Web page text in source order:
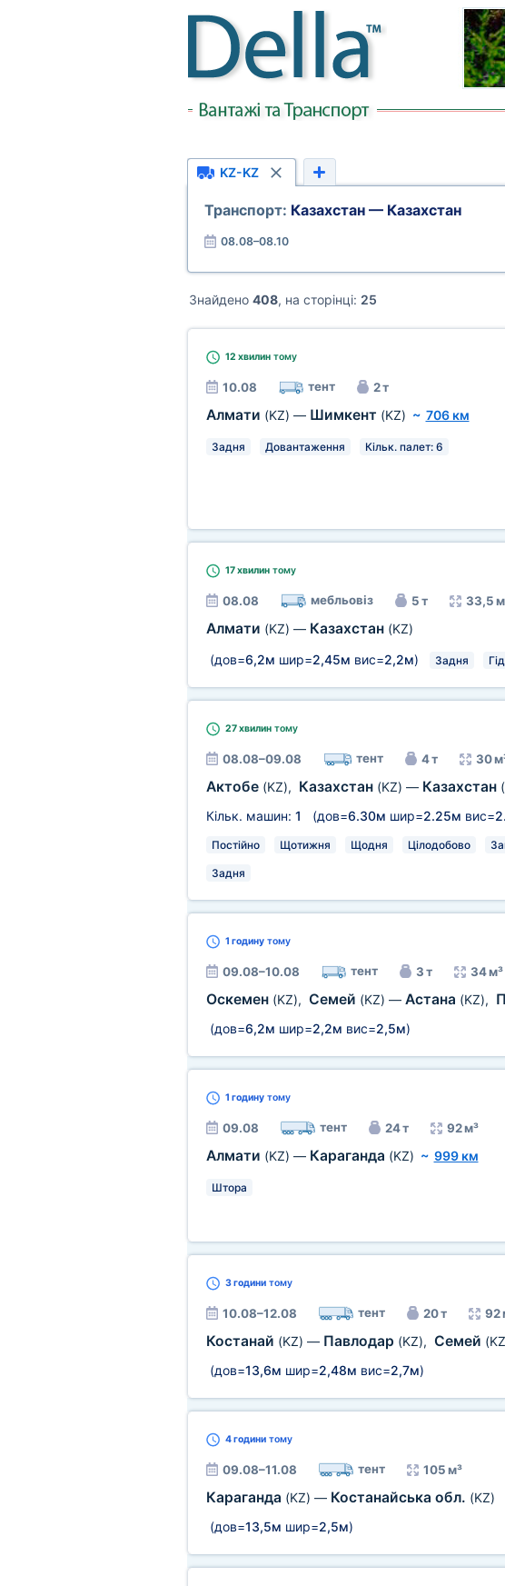
KZ-KZ
Транспорт: Казахстан — Казахстан
08.08–08.10
Знайдено 408, на сторінці: 25
12 хвилинтому
10.08 тент 2 т
Алмати (KZ) — Шимкент (KZ) ~ 706 км
Задня Довантаження Кільк. палет: 6
17 хвилинтому
08.08 мебльовіз 5 т 33,5
Алмати (KZ) — Казахстан (KZ)
(дов=6,2м шир=2,45м вис=2,2м) Задня
27 хвилинтому
08.08–09.08 тент 4 т 30
Актобе (KZ), Казахстан (KZ) — Казахстан
Кільк. машин: 1 (дов=6.30м шир=2.25м вис=
Постійно Щотижня Щодня Цілодобово
Задня
1 годинутому
09.08–10.08 тент 3 т 34 м³
Оскемен (KZ), Семей (KZ) — Астана (KZ),
(дов=6,2м шир=2,2м вис=2,5м)
1 годинутому
09.08 тент 24 т 92 м³
Алмати (KZ) — Караганда (KZ) ~ 999 км
Штора
3 годинитому
10.08–12.08 тент 20 т 92
Костанай (KZ) — Павлодар (KZ), Семей
(дов=13,6м шир=2,48м вис=2,7м)
4 годинитому
09.08–11.08 тент 105 м³
Караганда (KZ) — Костанайська обл. (KZ)
(дов=13,5м шир=2,5м)